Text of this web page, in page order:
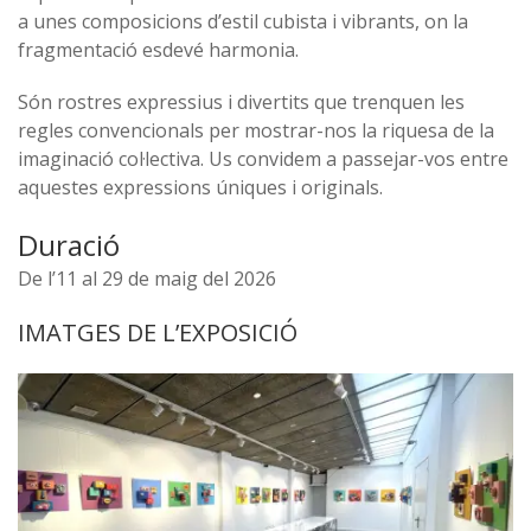
a unes composicions d’estil cubista i vibrants, on la
fragmentació esdevé harmonia.
Són rostres expressius i divertits que trenquen les
regles convencionals per mostrar-nos la riquesa de la
imaginació col·lectiva. Us convidem a passejar-vos entre
aquestes expressions úniques i originals.
Duració
De l’11 al 29 de maig del 2026
IMATGES DE L’EXPOSICIÓ